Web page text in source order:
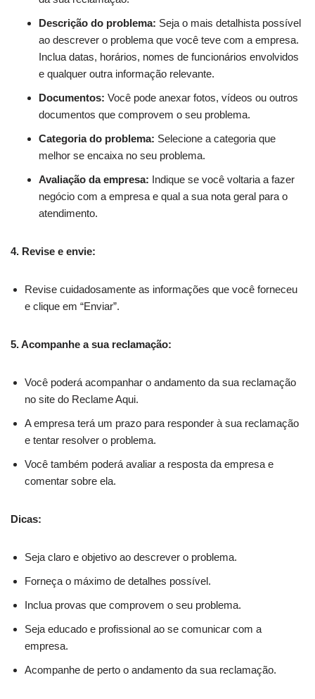
Descrição do problema: Seja o mais detalhista possível
ao descrever o problema que você teve com a empresa.
Inclua datas, horários, nomes de funcionários envolvidos
e qualquer outra informação relevante.
Documentos: Você pode anexar fotos, vídeos ou outros
documentos que comprovem o seu problema.
Categoria do problema: Selecione a categoria que
melhor se encaixa no seu problema.
Avaliação da empresa: Indique se você voltaria a fazer
negócio com a empresa e qual a sua nota geral para o
atendimento.
4. Revise e envie:
Revise cuidadosamente as informações que você forneceu
e clique em “Enviar”.
5. Acompanhe a sua reclamação:
Você poderá acompanhar o andamento da sua reclamação
no site do Reclame Aqui.
A empresa terá um prazo para responder à sua reclamação
e tentar resolver o problema.
Você também poderá avaliar a resposta da empresa e
comentar sobre ela.
Dicas:
Seja claro e objetivo ao descrever o problema.
Forneça o máximo de detalhes possível.
Inclua provas que comprovem o seu problema.
Seja educado e profissional ao se comunicar com a
empresa.
Acompanhe de perto o andamento da sua reclamação.